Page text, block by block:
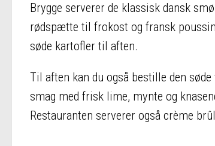
Brygge serverer de klassisk dansk
rødspætte til frokost og fransk
søde kartofler til aften.
Til aften kan du også bestille den
smag med frisk lime, mynte og
Restauranten serverer også crème